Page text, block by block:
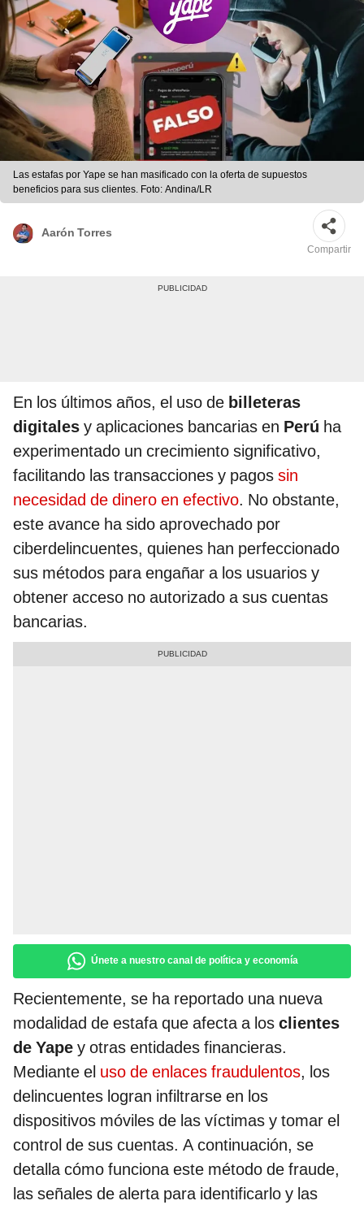
Las estafas por Yape se han masificado con la oferta de supuestos
beneficios para sus clientes. Foto: Andina/LR
Aarón Torres
Compartir
En los últimos años, el uso de billeteras
digitales y aplicaciones bancarias en Perú ha
experimentado un crecimiento significativo,
facilitando las transacciones y pagos sin
necesidad de dinero en efectivo. No obstante,
este avance ha sido aprovechado por
ciberdelincuentes, quienes han perfeccionado
sus métodos para engañar a los usuarios y
obtener acceso no autorizado a sus cuentas
bancarias.
Únete a nuestro canal de política y economía
Recientemente, se ha reportado una nueva
modalidad de estafa que afecta a los clientes
de Yape y otras entidades financieras.
Mediante el uso de enlaces fraudulentos, los
delincuentes logran infiltrarse en los
dispositivos móviles de las víctimas y tomar el
control de sus cuentas. A continuación, se
detalla cómo funciona este método de fraude,
las señales de alerta para identificarlo y las